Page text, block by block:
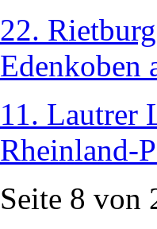
22.
Edenkoben
11. Lautrer
Rheinland-
Seite 8 von